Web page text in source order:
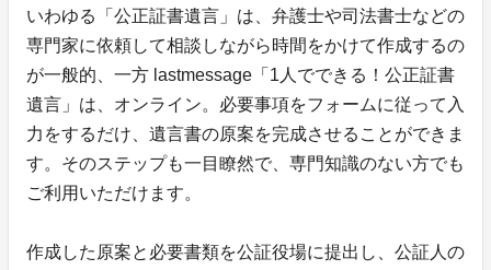
いわゆる「公正証書遺言」は、弁護士や司法書士などの
専門家に依頼して相談しながら時間をかけて作成するの
が一般的、一方 lastmessage「1人でできる！公正証書
遺言」は、オンライン。必要事項をフォームに従って入
力をするだけ、遺言書の原案を完成させることができま
す。そのステップも一目瞭然で、専門知識のない方でも
ご利用いただけます。
作成した原案と必要書類を公証役場に提出し、公証人の